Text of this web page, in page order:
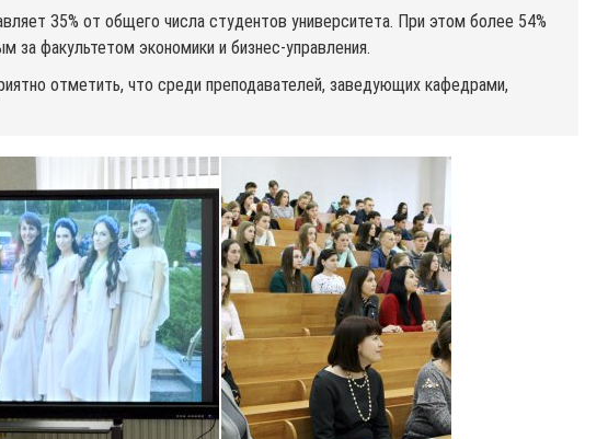
35% от общего числа студентов университета. При этом более 54%
факультетом экономики и бизнес-управления.
отметить, что среди преподавателей, заведующих кафедрами,